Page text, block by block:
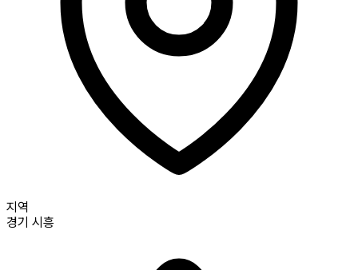
지역
경기 시흥